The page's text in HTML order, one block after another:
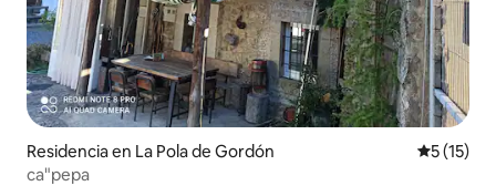
Residencia en La Pola de Gordón
5 (15)
ca"pepa